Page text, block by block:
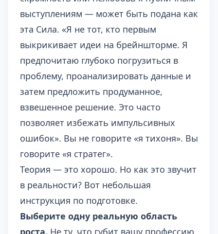
выступлениям — может быть подана как
эта Сила. «Я не тот, кто первым
выкрикивает идеи на брейншторме. Я
предпочитаю глубоко погрузиться в
проблему, проанализировать данные и
затем предложить продуманное,
взвешенное решение. Это часто
позволяет избежать импульсивных
ошибок». Вы не говорите «я тихоня». Вы
говорите «я стратег».
Теория — это хорошо. Но как это звучит
в реальности? Вот небольшая
инструкция по подготовке.
Выберите одну реальную область
роста. Не ту, что губит вашу профессию,